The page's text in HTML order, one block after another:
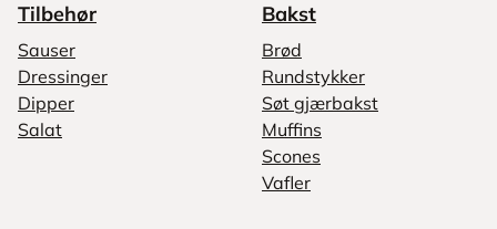
Tilbehør
Sauser
Dressinger
Dipper
Salat
Bakst
Brød
Rundstykker
Søt gjærbakst
Muffins
Scones
Vafler